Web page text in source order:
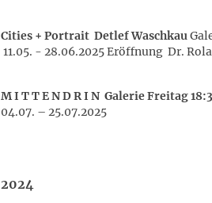
Cities + Portrait Detlef Waschkau
11.05. - 28.06.2025 Eröffnung Dr.
M I T T E N D R I N Galerie Freitag
04.07. – 25.07.2025
2024